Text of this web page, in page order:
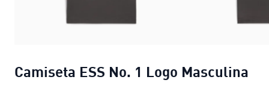
Camiseta ESS No. 1 Logo Masculina